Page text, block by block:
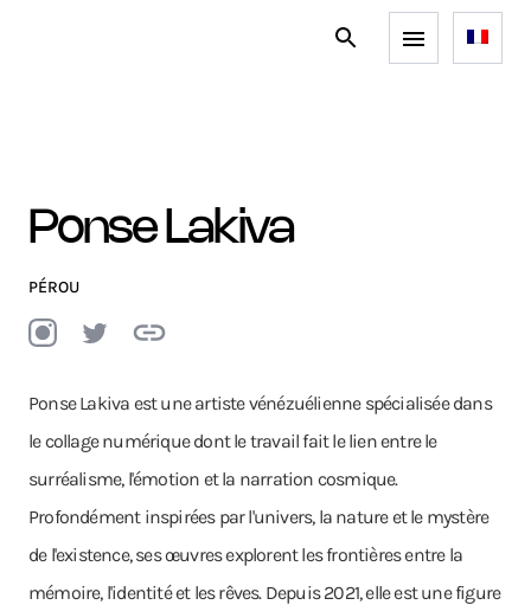
Ponse Lakiva
PÉROU
Ponse Lakiva est une artiste vénézuélienne spécialisée dans
le collage numérique dont le travail fait le lien entre le
surréalisme, l'émotion et la narration cosmique.
Profondément inspirées par l'univers, la nature et le mystère
de l'existence, ses œuvres explorent les frontières entre la
mémoire, l'identité et les rêves. Depuis 2021, elle est une figure